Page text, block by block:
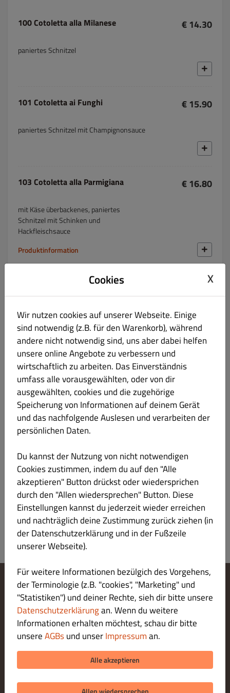
100 Cotoletta alla Milanese € 14.30
paniertes Schnitzel
101 Cotoletta ai Funghi € 15.90
paniertes Schnitzel mit Champignonsauce
103 Cotoletta alla Parmigiana € 16.80
mit Käse überbackenes, paniertes
Schnitzel mit Schinken und
Hackfleischsauce
Produktinformation
104 Spiedino di Maiale € 19.30
gegrilltes Schweinefilet am Spieß
mit gegrilltem Gemüse und Kräuterbutter
604 Schweinefilet Medaillons
in Pfeffersenfsauce
605 Schweinefilet Medaillons € 21.50
in Waldpilzsauce
Cookie-Einstellungen ändern
Kontaktiere uns
Datenschutzerklärung
Allgemeine Geschäftsbedingungen
Impressum
ZAHLUNGSARTEN BEI ABHOLUNG
Cookies X
Wir nutzen cookies auf unserer Webseite. Einige
sind notwendig (z.B. für den Warenkorb), während
andere nicht notwendig sind, uns aber dabei helfen
unsere online Angebote zu verbessern und
wirtschaftlich zu arbeiten. Das Einverständnis
umfass alle vorausgewählten, oder von dir
ausgewählten, cookies und die zugehörige
Speicherung von Informationen auf deinem Gerät
und das nachfolgende Auslesen und verarbeiten der
persönlichen Daten.
Du kannst der Nutzung von nicht notwendigen
Cookies zustimmen, indem du auf den "Alle
akzeptieren" Button drückst oder wiedersprichen
durch den "Allen wiedersprechen" Button. Diese
Einstellungen kannst du jederzeit wieder erreichen
und nachträglich deine Zustimmung zurück ziehen (in
der Datenschutzerklärung und in der Fußzeile
unserer Webseite).
Für weitere Informationen bezülgich des Vorgehens,
der Terminologie (z.B. "cookies", "Marketing" und
"Statistiken") und deiner Rechte, sieh dir bitte unsere
Datenschutzerklärungan. Wenn du weitere
Informationen erhalten möchtest, schau dir bitte
unsereAGBsund unserImpressuman.
Alle akzeptieren